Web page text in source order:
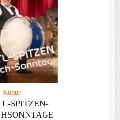
Kultur
SPITZEN-